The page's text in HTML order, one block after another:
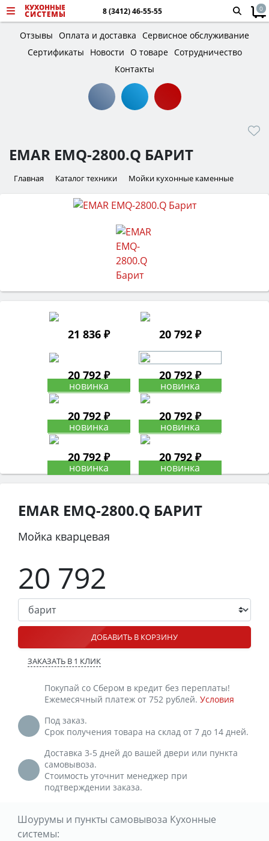
8 (3412) 46-55-55 0
Отзывы Оплата и доставка Сервисное обслуживание
Сертификаты
Новости О товаре Сотрудничество
Контакты
EMAR EMQ-2800.Q БАРИТ
Главная Каталог техники Мойки кухонные каменные
21 836 ₽ 20 792 ₽
20 792 ₽ 20 792 ₽
20 792 ₽ 20 792 ₽
20 792 ₽ 20 792 ₽
EMAR EMQ-2800.Q БАРИТ
Мойка кварцевая
20 792
ДОБАВИТЬ В КОРЗИНУ
ЗАКАЗАТЬ В 1 КЛИК
Покупай со Сбером в кредит без переплаты!
Ежемесячный платеж от 752 рублей. Условия
Под заказ.
Срок получения товара на склад от 7 до 14 дней.
Доставка 3-5 дней до вашей двери или пункта
самовывоза.
Стоимость уточнит менеджер при
подтверждении заказа.
Шоурумы и пункты самовывоза Кухонные
системы: